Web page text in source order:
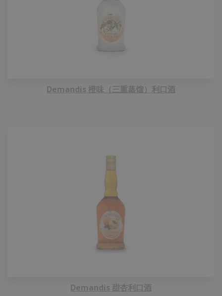
Demandis 橙味（三重蒸馏）利口酒
Demandis 甜杏利口酒